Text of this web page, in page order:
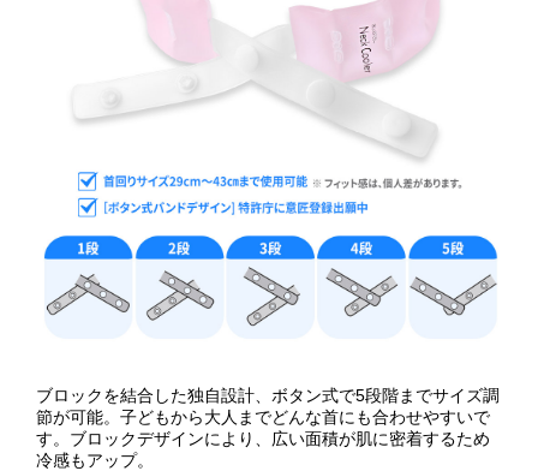
ブロックを結合した独自設計、ボタン式で5段階までサイズ調
節が可能。子どもから大人までどんな首にも合わせやすいで
す。ブロックデザインにより、広い面積が肌に密着するため
冷感もアップ。